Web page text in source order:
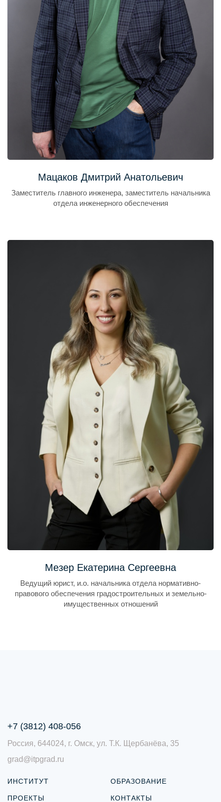
Мацаков Дмитрий Анатольевич
Заместитель главного инженера, заместитель начальника
отдела инженерного обеспечения
Мезер Екатерина Сергеевна
Ведущий юрист, и.о. начальника отдела нормативно-
правового обеспечения градостроительных и земельно-
имущественных отношений
+7 (3812) 408-056
Россия, 644024, г. Омск, ул. Т.К. Щербанёва, 35
grad@itpgrad.ru
ИНСТИТУТ
ПРОЕКТЫ
ОБРАЗОВАНИЕ
КОНТАКТЫ